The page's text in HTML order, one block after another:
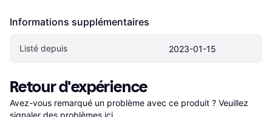
Informations supplémentaires
Listé depuis 2023-01-15
Retour d'expérience
Avez-vous remarqué un problème avec ce produit ? Veuillez
signaler des problèmes ici.